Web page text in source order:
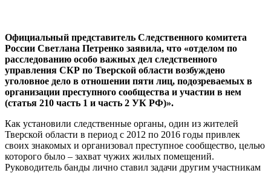
Официальный представитель Следственного комитета
России Светлана Петренко заявила, что «отделом по
расследованию особо важных дел следственного
управления СКР по Тверской области возбуждено
уголовное дело в отношении пяти лиц, подозреваемых в
организации преступного сообщества и участии в нем
(статья 210 часть 1 и часть 2 УК РФ)».
Как установили следственные органы, один из жителей
Тверской области в период с 2012 по 2016 годы привлек
своих знакомых и организовал преступное сообщество, целью
которого было – захват чужих жилых помещений.
Руководитель банды лично ставил задачи другим участникам